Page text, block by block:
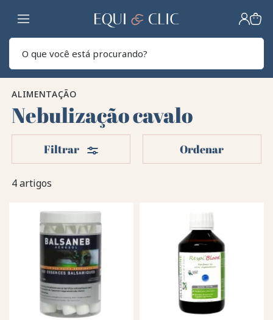
Lar
ALIMENTAÇÃO
Nebulização cavalo
4 artigos
Filtrar Filters Ordenar